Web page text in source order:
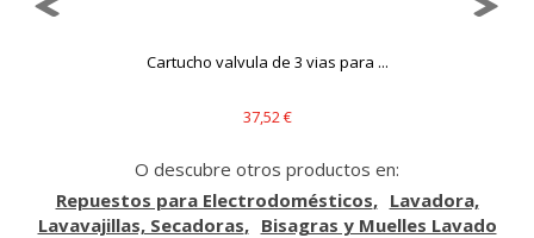
Cartucho valvula de 3 vias para ...
37,52 €
O descubre otros productos en:
Repuestos para Electrodomésticos
Lavadora,
Lavavajillas, Secadoras
Bisagras y Muelles Lavado